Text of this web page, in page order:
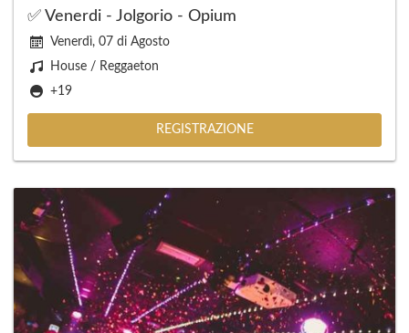
✅ Venerdi - Jolgorio - Opium
Venerdì, 07 di Agosto
House / Reggaeton
+19
REGISTRAZIONE